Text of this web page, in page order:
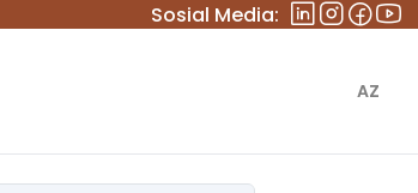
Sosial Media:
AZ